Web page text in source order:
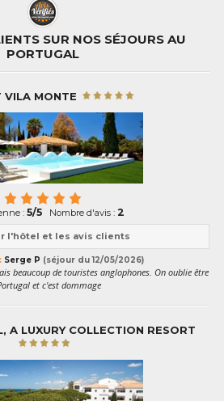
SUR NOS SÉJOURS AU
PORTUGAL
VILA MONTE
: 5/5 Nombre d'avis : 2
l'hôtel et les avis clients
Serge P (séjour du 12/05/2026)
beaucoup de touristes anglophones. On oublie être
et c'est dommage
A LUXURY COLLECTION RESORT